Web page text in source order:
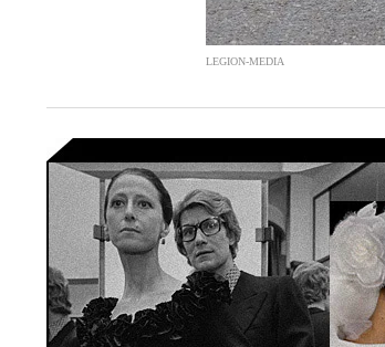
LEGION-MEDIA